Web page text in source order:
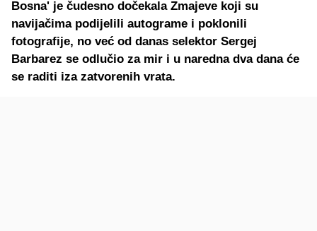
Bosna' je čudesno dočekala Zmajeve koji su
navijačima podijelili autograme i poklonili
fotografije, no već od danas selektor Sergej
Barbarez se odlučio za mir i u naredna dva dana će
se raditi iza zatvorenih vrata.